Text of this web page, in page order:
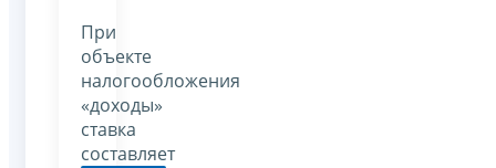
При
объекте
налогообложения
«доходы»
ставка
составляет